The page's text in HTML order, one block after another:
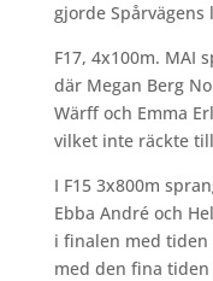
gjorde Spårvägens
F17, 4x100m. MAI
där Megan Berg
Wärff och Emma
vilket inte räckte
I F15 3x800m
Ebba André och
i finalen med tiden
med den fina tiden